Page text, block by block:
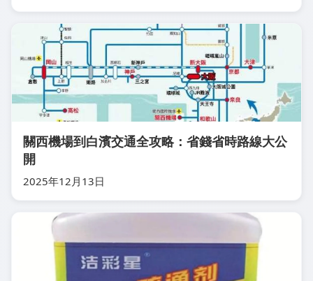
關西機場到白濱交通全攻略：省錢省時路線大公
開
2025年12月13日